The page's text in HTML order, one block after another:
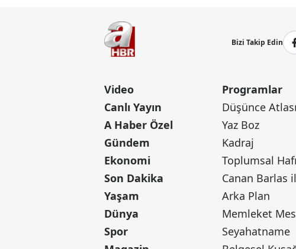
Bizi Takip Edin
Video
Canlı Yayın
A Haber Özel
Gündem
Ekonomi
Son Dakika
Yaşam
Dünya
Spor
Programlar
Düşünce Atlası
Yaz Boz
Kadraj
Toplumsal
Arka Plan
Memleket
Seyahatname